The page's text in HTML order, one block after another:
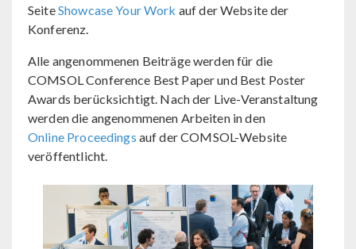
SeiteShowcase Your Work auf der Website der
Konferenz.
Alle angenommenen Beiträge werden für die
COMSOL Conference Best Paper und Best Poster
Awards berücksichtigt. Nach der Live-Veranstaltung
werden die angenommenen Arbeiten in den
Online Proceedings auf der COMSOL-Website
veröffentlicht.